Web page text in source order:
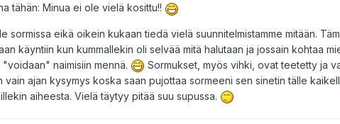
tähän: Minua ei ole vielä kosittu!!
sormissa eikä oikein kukaan tiedä vielä suunnitelmistamme mitään.
käyntiin kun kummallekin oli selvää mitä halutaan ja jossain kohtaa
naimisiin mennä.
Sormukset, myös vihki, ovat teetetty ja
ajan kysymys koska saan pujottaa sormeeni sen sinetin tälle
aiheesta. Vielä täytyy pitää suu supussa.